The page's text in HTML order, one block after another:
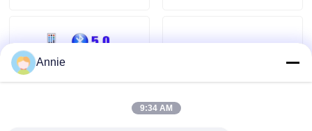
ব্লগ
Annie
9:34 AM